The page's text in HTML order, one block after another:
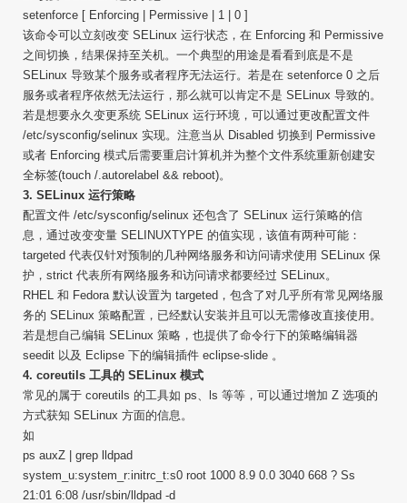
setenforce [ Enforcing | Permissive | 1 | 0 ]
该命令可以立刻改变 SELinux 运行状态，在 Enforcing 和 Permissive
之间切换，结果保持至关机。一个典型的用途是看看到底是不是
SELinux 导致某个服务或者程序无法运行。若是在 setenforce 0 之后
服务或者程序依然无法运行，那么就可以肯定不是 SELinux 导致的。
若是想要永久变更系统 SELinux 运行环境，可以通过更改配置文件
/etc/sysconfig/selinux 实现。注意当从 Disabled 切换到 Permissive
或者 Enforcing 模式后需要重启计算机并为整个文件系统重新创建安
全标签(touch /.autorelabel && reboot)。
3. SELinux 运行策略
配置文件 /etc/sysconfig/selinux 还包含了 SELinux 运行策略的信
息，通过改变变量 SELINUXTYPE 的值实现，该值有两种可能：
targeted 代表仅针对预制的几种网络服务和访问请求使用 SELinux 保
护，strict 代表所有网络服务和访问请求都要经过 SELinux。
RHEL 和 Fedora 默认设置为 targeted，包含了对几乎所有常见网络服
务的 SELinux 策略配置，已经默认安装并且可以无需修改直接使用。
若是想自己编辑 SELinux 策略，也提供了命令行下的策略编辑器
seedit 以及 Eclipse 下的编辑插件 eclipse-slide 。
4. coreutils 工具的 SELinux 模式
常见的属于 coreutils 的工具如 ps、ls 等等，可以通过增加 Z 选项的
方式获知 SELinux 方面的信息。
如
ps auxZ | grep lldpad
system_u:system_r:initrc_t:s0 root 1000 8.9 0.0 3040 668 ? Ss
21:01 6:08 /usr/sbin/lldpad -d